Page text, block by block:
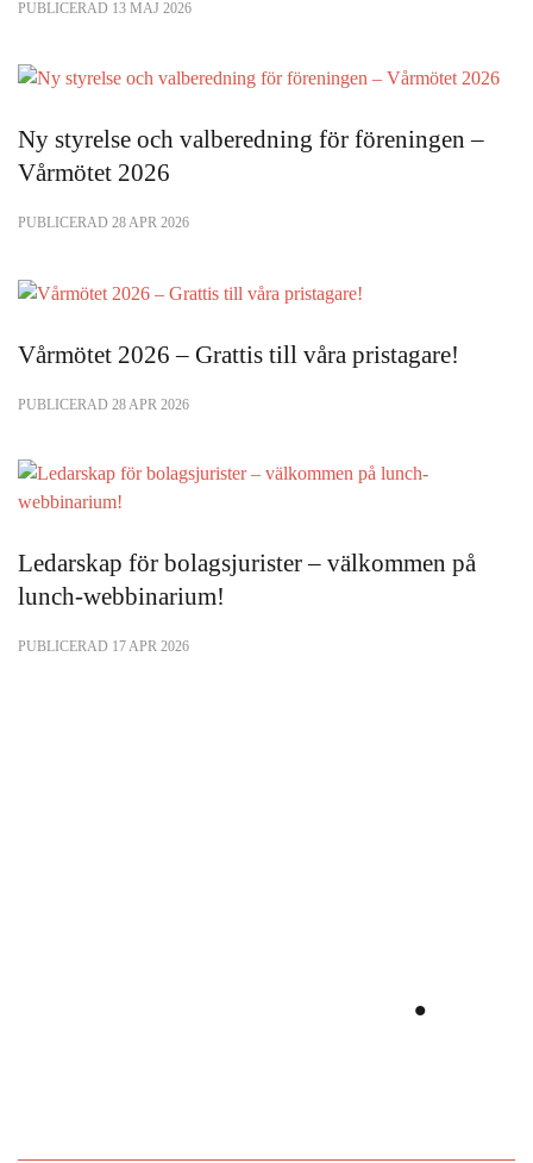
PUBLICERAD 13 MAJ 2026
Ny styrelse och valberedning för föreningen –
Vårmötet 2026
PUBLICERAD 28 APR 2026
Vårmötet 2026 – Grattis till våra pristagare!
PUBLICERAD 28 APR 2026
Ledarskap för bolagsjurister – välkommen på
lunch-webbinarium!
PUBLICERAD 17 APR 2026
.